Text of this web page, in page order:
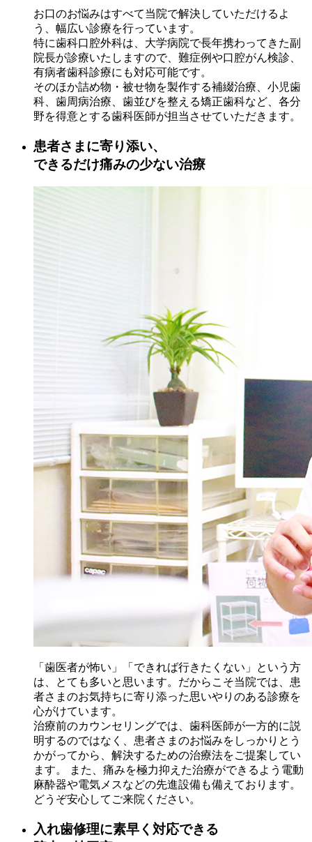
お口のお悩みはすべて当院で解決していただけるよ
う、幅広い診療を行っています。
特に歯科口腔外科は、大学病院で長年携わってきた副
院長が診療いたしますので、難症例や口腔がん検診、
有病者歯科診療にも対応可能です。
そのほか詰め物・被せ物を製作する補綴治療、小児歯
科、歯周病治療、歯並びを整える矯正歯科など、各分
野を得意とする歯科医師が担当させていただきます。
患者さまに寄り添い、
できるだけ痛みの少ない治療
「歯医者が怖い」「できれば行きたくない」という方
は、とても多いと思います。だからこそ当院では、患
者さまのお気持ちに寄り添った思いやりのある診療を
心がけています。
治療前のカウンセリングでは、歯科医師が一方的に説
明するのではなく、患者さまのお悩みをしっかりとう
かがってから、解決するための治療法をご提案してい
ます。 また、痛みを極力抑えた治療ができるよう電動
麻酔器や電気メスなどの先進設備も備えております。
どうぞ安心してご来院ください。
入れ歯修理に素早く対応できる